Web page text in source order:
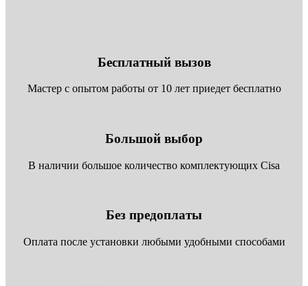
Бесплатный вызов
Мастер с опытом работы от 10 лет приедет бесплатно
Большой выбор
В наличии большое количество комплектующих Cisa
Без предоплаты
Оплата после установки любыми удобными способами